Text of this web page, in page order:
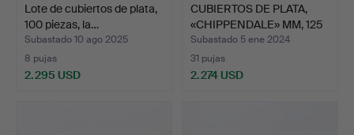
Lote de cubiertos de plata,
100 piezas, la…
Subastado 10 ago 2025
8 pujas
2.295 USD
CUBIERTOS DE PLATA,
«CHIPPENDALE» MM, 125
…
Subastado 5 ene 2024
31 pujas
2.274 USD